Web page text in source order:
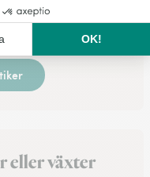
eller växter